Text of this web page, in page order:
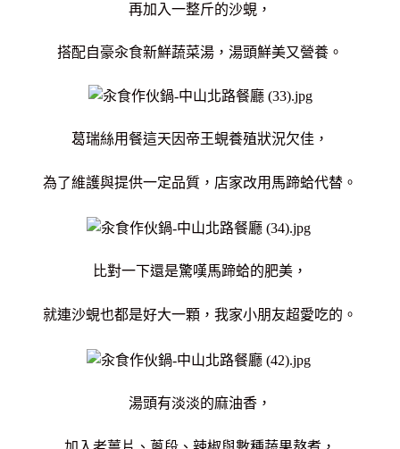
再加入一整斤的沙蜆，
搭配自豪汆食新鮮蔬菜湯，湯頭鮮美又營養。
葛瑞絲用餐這天因帝王蜆養殖狀況欠佳，
為了維護與提供一定品質，店家改用馬蹄蛤代替。
比對一下還是驚嘆馬蹄蛤的肥美，
就連沙蜆也都是好大一顆， 我家小朋友超愛吃的。
湯頭有淡淡的麻油香，